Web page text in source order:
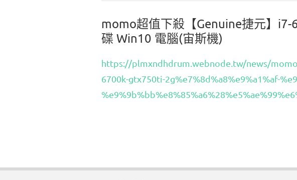
momo超值下殺【Genuine捷元】i7-
碟 Win10 電腦(宙斯機)
https://plmxndhdrum.webnode.tw/news/
6700k-gtx750ti-2g%e7%8d%a8%e9%a1%af-